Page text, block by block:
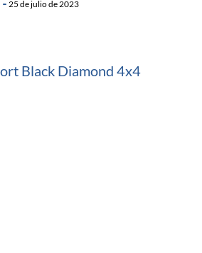
25 de julio de 2023